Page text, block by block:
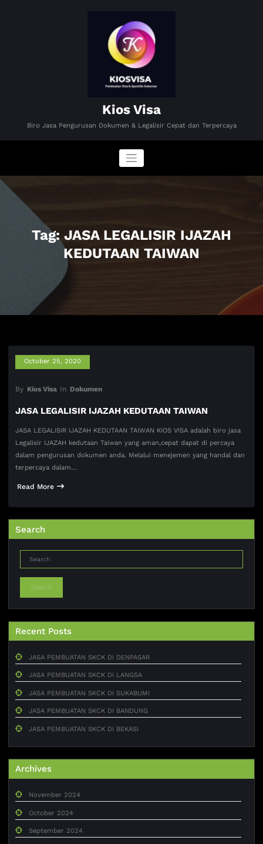
Kios Visa
Biro Jasa Pengurusan Dokumen & Legalisir Cepat dan Terpercaya
Tag: JASA LEGALISIR IJAZAH
KEDUTAAN TAIWAN
October 25, 2020
By Kios Visa In Dokumen
JASA LEGALISIR IJAZAH KEDUTAAN TAIWAN
JASA LEGALISIR IJAZAH KEDUTAAN TAIWAN KIOS VISA adalah biro jasa
Legalisir IJAZAH kedutaan Taiwan yang aman,cepat dapat di percaya
dalam pengurusan dokumen anda. Melalui menejemen yang handal dan
terpercaya dalam…
Read More
Search
Search
Recent Posts
JASA PEMBUATAN SKCK DI DENPASAR
JASA PEMBUATAN SKCK DI LANGSA
JASA PEMBUATAN SKCK DI SUKABUMI
JASA PEMBUATAN SKCK DI BANDUNG
JASA PEMBUATAN SKCK DI BEKASI
Archives
November 2024
October 2024
September 2024